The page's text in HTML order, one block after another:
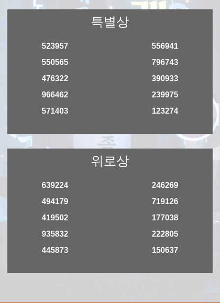
특별상
523957
550565
476322
966462
571403
556941
796743
390933
239975
123274
위로상
639224
494179
419502
935832
445873
246269
719126
177038
222805
150637